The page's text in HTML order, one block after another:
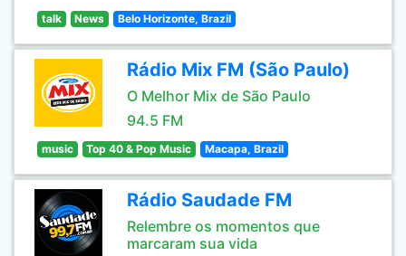
talk News Belo Horizonte, Brazil
Rádio Mix FM (São Paulo)
O Melhor Mix de São Paulo
94.5 FM
music Top 40 & Pop Music Macapa, Brazil
Rádio Saudade FM
Relembre os momentos que
marcaram sua vida